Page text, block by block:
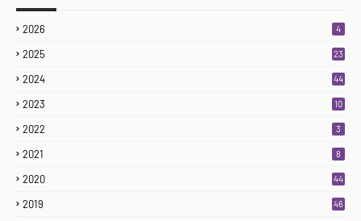
2026 4
2025
23
2024 44
2023 10
2022 3
2021 8
2020 44
2019 46